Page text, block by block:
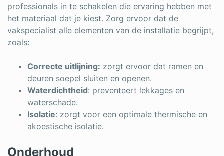
professionals in te schakelen die ervaring hebben met
het materiaal dat je kiest. Zorg ervoor dat de
vakspecialist alle elementen van de installatie begrijpt,
zoals:
Correcte uitlijning: zorgt ervoor dat ramen en
deuren soepel sluiten en openen.
Waterdichtheid: preventeert lekkages en
waterschade.
Isolatie: zorgt voor een optimale thermische en
akoestische isolatie.
Onderhoud